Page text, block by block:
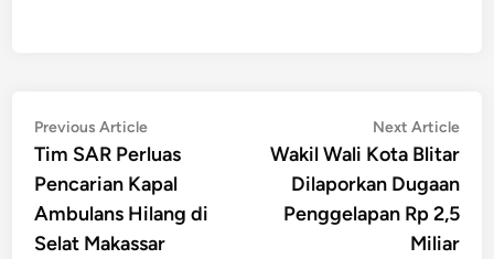
Post
navigation
Previous ArticlePrevious
article:
Tim SAR Perluas
Pencarian Kapal
Ambulans Hilang di
Selat Makassar
Next Article
Wakil Wali Kota Blitar
Dilaporkan Dugaan
Penggelapan Rp 2,5
Miliar